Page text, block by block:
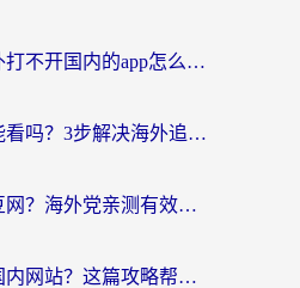
海外党必看：国外打不开国内的app怎么办？3步解决你的乡愁
优酷会员在海外能看吗？3步解决海外追剧难题，附实测好用加速器推荐
如何在国外看土豆网？海外党亲测有效的追剧加速器选择指南
人在国外打不开国内网站？这篇攻略帮你无缝解锁国内资源（附交管12123使用技巧）